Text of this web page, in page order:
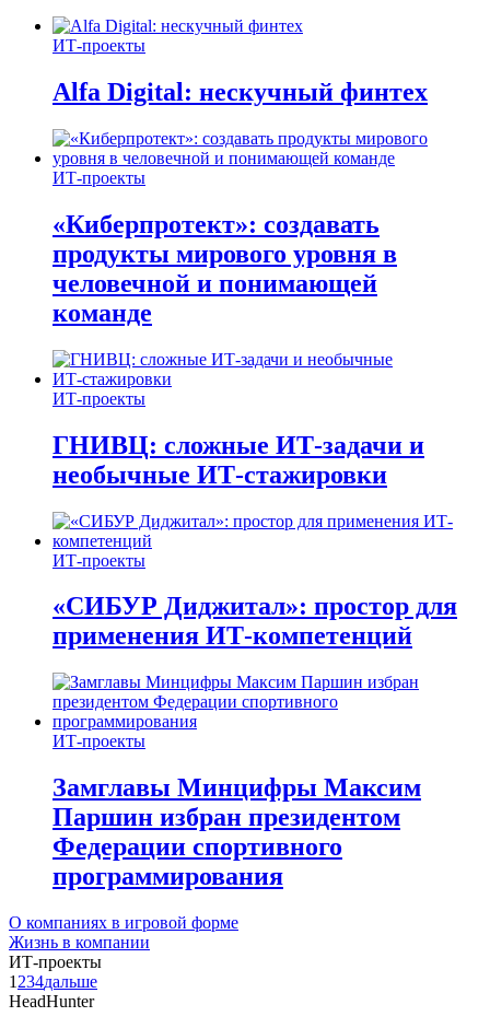
ИТ-проекты
Alfa Digital: нескучный финтех
ИТ-проекты
«Киберпротект»: создавать
продукты мирового уровня в
человечной и понимающей
команде
ИТ-проекты
ГНИВЦ: сложные ИТ‑задачи и
необычные ИТ‑стажировки
ИТ-проекты
«СИБУР Диджитал»: простор для
применения ИТ-компетенций
ИТ-проекты
Замглавы Минцифры Максим
Паршин избран президентом
Федерации спортивного
программирования
О компаниях в игровой форме
Жизнь в компании
ИТ-проекты
1 234дальше
HeadHunter